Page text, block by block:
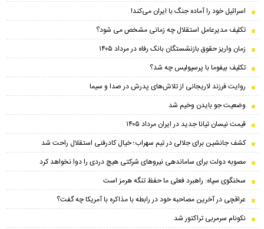
اسرائیل خود را آماده جنگ با ایران می‌کند!
تکلیف مدیرعامل استقلال چه زمانی مشخص می شود؟
زمان واریز حقوق بازنشستگان بانک رفاه در مرداد ۱۴۰۵
تکلیف بیفوما با پرسپولیس چه شد؟
روایت فرزند لاریجانی از تلاش‌های پدرش در صدا و سیما
وضعیت جو بایدن وخیم شد
قیمت نیسان تیانا جدید در ایران مرداد ۱۴۰۵
کشف جانشین برای جلالی در تیم سهراب؛ خیال کادرفنی استقلال راحت شد
مصوبه دولت برای ساماندهی نیروهای شرکتی هیچ دردی را دوا نخواهد کرد
سخنگوی سپاه: راهبرد فعلی ما حفظ تنگه هرمز است
عراقچی در آخرین مصاحبه خود در رابطه با مذاکره با آمریکا چه گفت؟
نکونام سرمربی تراکتور شد